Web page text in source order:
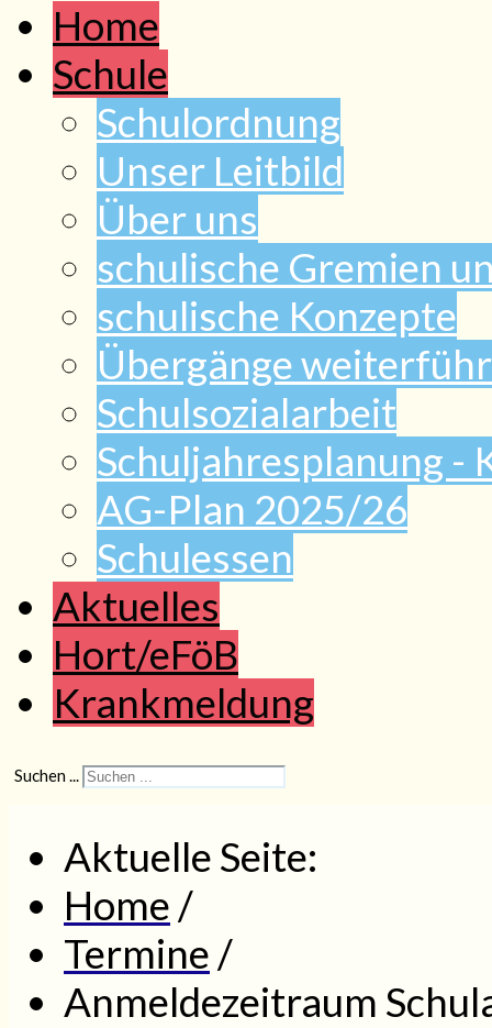
Home
Schule
Schulordnung
Unser Leitbild
Über uns
schulische Gremien
schulische Konzepte
Übergänge
Schulsozialarbeit
Schuljahresplanung -
AG-Plan 2025/26
Schulessen
Aktuelles
Hort/eFöB
Krankmeldung
Suchen ...
Aktuelle Seite:
Home /
Termine /
Anmeldezeitraum